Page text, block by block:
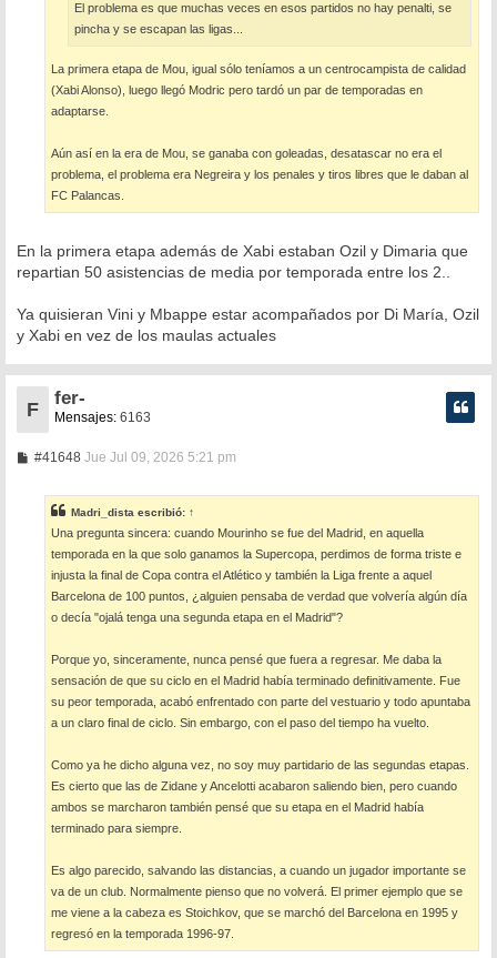
El problema es que muchas veces en esos partidos no hay penalti, se
pincha y se escapan las ligas...
La primera etapa de Mou, igual sólo teníamos a un centrocampista de calidad
(Xabi Alonso), luego llegó Modric pero tardó un par de temporadas en
adaptarse.
Aún así en la era de Mou, se ganaba con goleadas, desatascar no era el
problema, el problema era Negreira y los penales y tiros libres que le daban al
FC Palancas.
En la primera etapa además de Xabi estaban Ozil y Dimaria que
repartian 50 asistencias de media por temporada entre los 2..
Ya quisieran Vini y Mbappe estar acompañados por Di María, Ozil
y Xabi en vez de los maulas actuales
F
fer-
Mensajes: 6163
#41648M
a
j
e
Jue Jul 09, 2026 5:21 pm
Madri_dista escribió: ↑
Una pregunta sincera: cuando Mourinho se fue del Madrid, en aquella
temporada en la que solo ganamos la Supercopa, perdimos de forma triste e
injusta la final de Copa contra el Atlético y también la Liga frente a aquel
Barcelona de 100 puntos, ¿alguien pensaba de verdad que volvería algún día
o decía "ojalá tenga una segunda etapa en el Madrid"?
Porque yo, sinceramente, nunca pensé que fuera a regresar. Me daba la
sensación de que su ciclo en el Madrid había terminado definitivamente. Fue
su peor temporada, acabó enfrentado con parte del vestuario y todo apuntaba
a un claro final de ciclo. Sin embargo, con el paso del tiempo ha vuelto.
Como ya he dicho alguna vez, no soy muy partidario de las segundas etapas.
Es cierto que las de Zidane y Ancelotti acabaron saliendo bien, pero cuando
ambos se marcharon también pensé que su etapa en el Madrid había
terminado para siempre.
Es algo parecido, salvando las distancias, a cuando un jugador importante se
va de un club. Normalmente pienso que no volverá. El primer ejemplo que se
me viene a la cabeza es Stoichkov, que se marchó del Barcelona en 1995 y
regresó en la temporada 1996-97.